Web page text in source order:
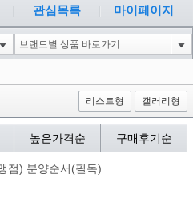
아이콘
-16
아이콘
0
관심목록 마이페이지
리스트형 갤러리형
높은가격순 구매후기순
점) 분양순서(필독)